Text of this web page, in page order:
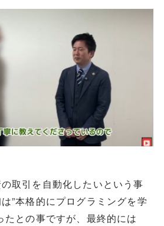
取引を自動化したいという事
”本格的にプログラミングを学
たとの事ですが、最終的には